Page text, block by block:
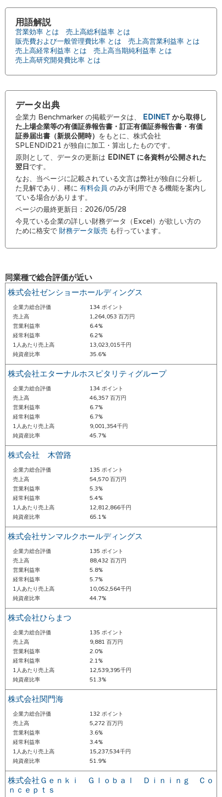
用語解説
営業効率 とは
売上高総利益率 とは
販売費および一般管理費比率 とは
売上高営業利益率 とは
売上高経常利益率 とは
売上高当期純利益率 とは
売上高研究開発費比率 とは
データ出典
企業力 Benchmarker の掲載データは、 EDINETから取得し
た上場企業等の有価証券報告書・訂正有価証券報告書・有価
証券届出書（新規公開時） をもとに、株式会社
SPLENDID21 が独自に加工・算出したものです。
原則として、データの更新は EDINET に各資料が公開された
翌日 です。
なお、当ページに記載されている文言は弊社が独自に分析し
た見解であり、稀に 有料会員 のみが利用できる機能を案内し
ている場合があります。
ページの最終更新日：2026/05/28
今見ている企業の詳しい財務データ（Excel）が欲しい方の
ために格安で 財務データ販売 も行っています。
同業種で総合評価が近い
株式会社ゼンショーホールディングス
企業力総合評価
134 ポイント
売上高
1,264,053 百万円
営業利益率
6.4%
経常利益率
6.2%
1人あたり売上高
13,023,015千円
純資産比率
35.6%
株式会社エターナルホスピタリティグループ
企業力総合評価
134 ポイント
売上高
46,357 百万円
営業利益率
6.7%
経常利益率
6.7%
1人あたり売上高
9,001,354千円
純資産比率
45.7%
株式会社 木曽路
企業力総合評価
135 ポイント
売上高
54,570 百万円
営業利益率
5.3%
経常利益率
5.4%
1人あたり売上高
12,812,866千円
純資産比率
65.1%
株式会社サンマルクホールディングス
企業力総合評価
135 ポイント
売上高
88,432 百万円
営業利益率
5.8%
経常利益率
5.7%
1人あたり売上高
10,052,564千円
純資産比率
44.7%
株式会社ひらまつ
企業力総合評価
135 ポイント
売上高
9,881 百万円
営業利益率
2.0%
経常利益率
2.1%
1人あたり売上高
12,539,395千円
純資産比率
51.3%
株式会社関門海
企業力総合評価
132 ポイント
売上高
5,272 百万円
営業利益率
3.6%
経常利益率
3.4%
1人あたり売上高
15,237,534千円
純資産比率
51.9%
株式会社Ｇｅｎｋｉ Ｇｌｏｂａｌ Ｄｉｎｉｎｇ Ｃｏ
ｎｃｅｐｔｓ